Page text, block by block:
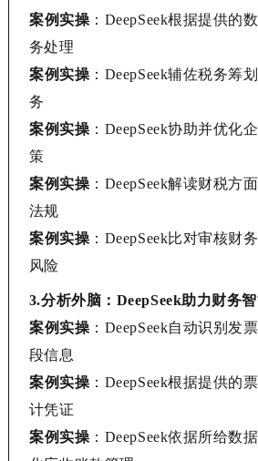
案例实操 ： DeepSeek根据提供的
务处理
案例实操 ： DeepSeek辅佐税务筹
务
案例实操 ： DeepSeek协助并优化
策
案例实操 ： DeepSeek解读财税方
法规
案例实操 ： DeepSeek比对审核财
风险
3.分析外脑： DeepSeek助力财务
案例实操 ： DeepSeek自动识别发
段信息
案例实操 ： DeepSeek根据提供的
计凭证
案例实操 ： DeepSeek依据所给数